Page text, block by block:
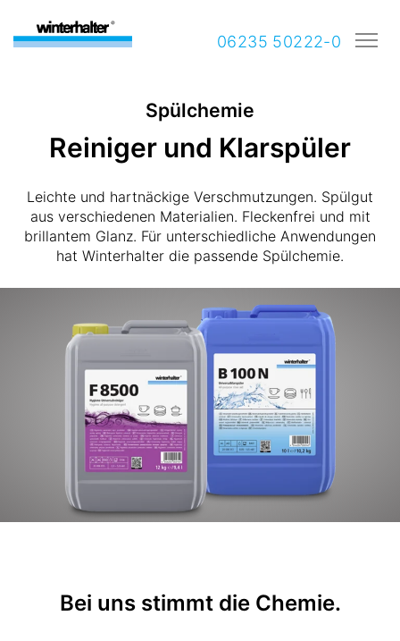
06235 50222-0
Spülchemie
Reiniger und Klarspüler
Leichte und hartnäckige Verschmutzungen. Spülgut
aus verschiedenen Materialien. Fleckenfrei und mit
brillantem Glanz. Für unterschiedliche Anwendungen
hat Winterhalter die passende Spülchemie.
Bei uns stimmt die Chemie.